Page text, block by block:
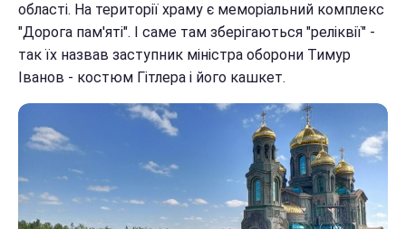
області. На території храму є меморіальний комплекс
"Дорога пам'яті". І саме там зберігаються "реліквії" -
так їх назвав заступник міністра оборони Тимур
Іванов - костюм Гітлера і його кашкет.